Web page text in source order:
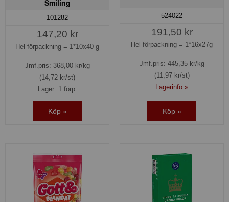
Smiling
101282
147,20 kr
Hel förpackning = 1*10x40 g
Jmf.pris: 368,00kr/kg
(14,72 kr/st)
Lager: 1 förp.
Köp »
524022
191,50 kr
Hel förpackning = 1*16x27g
Jmf.pris: 445,35kr/kg
(11,97 kr/st)
Lagerinfo »
Köp »